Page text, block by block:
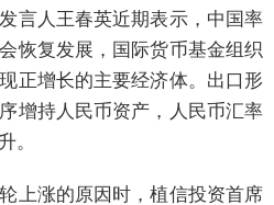
言人王春英近期表示，中国率
恢复发展，国际货币基金组织
正增长的主要经济体。出口形
增持人民币资产，人民币汇率
。
涨的原因时，植信投资首席